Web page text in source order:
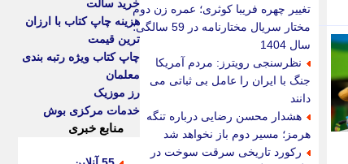
تغییر چهره فریبا کوثری؛ عمره زن دوم
مختار سریال مختارنامه در 59 سالگی؛
سال 1404
نظرسنجی رویترز: مردم آمریکا
جنگ با ایران را عامل بی ثباتی می
دانند
هشدار محسن رضایی درباره تنگه
هرمز؛ مسیر دوم باز نخواهد شد
رکورد تاریخی سرقت سوخت در
خرید سالت
هزینه چاپ کتاب با ارزان
ترین قیمت
چاپ کتاب ویژه رتبه بندی
معلمان
رز موزیک
خدمات مرکزی بوش
منابع خبری